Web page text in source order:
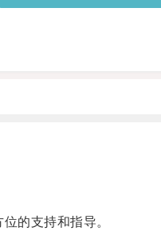
的支持和指导。